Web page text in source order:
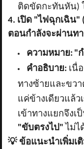
ติดขัดกะทันหัน) ใ
4. เปิด "ไฟฉุกเฉิน"
ตอนกำลังจะผ่านท
ความหมาย: "
คำอธิบาย: เนื่
ทางซ้ายและขวา
แค่ข้างเดียวแล้ว
เข้าทางแยกจึง
"ขับตรงไป" ไม่ไ
💡ข้อแนะนำเพิ่มเ